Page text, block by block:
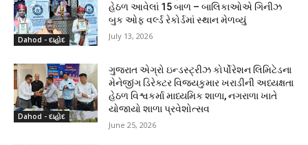
Dahod - દાહોદ
હેઠળ આવેલાં 15 બાળ – બાલિકાઓએ ગિનીઝ
બુક ઓફ વર્લ્ડ રેકોર્ડમાં સ્થાન મેળવ્યું
July 13, 2026
Dahod - દાહોદ
ગુજરાત એગ્રો ઇન્ડસ્ટ્રીઝ કોર્પોરેશન લિમિટેડના
મેનેજીંગ ડિરેક્ટર વિજયકુમાર ખરાડીની અધ્યક્ષતા
હેઠળ વિશ્વકર્મા માધ્યમિક શાળા, નગરાળા ખાતે
યોજાયો શાળા પ્રવેશોત્સવ
June 25, 2026